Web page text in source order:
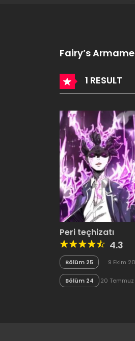
Fairy’s
1 RESULT
Peri teçhizatı
4.3
Bölüm 25 9 Ekim
Bölüm 24
20 Temmuz